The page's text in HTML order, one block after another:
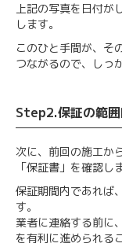
上記の写真を日付が
します。
このひと手間が、そ
つながるので、しっ
Step2.保証の範
次に、前回の施工か
「保証書」を確認し
保証期間内であれば
す。
業者に連絡する前に
を有利に進められる